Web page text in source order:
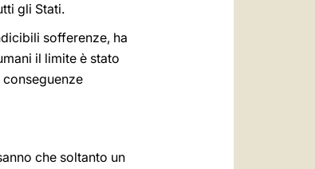
gli Stati.
sofferenze, ha
il limite è stato
che soltanto un